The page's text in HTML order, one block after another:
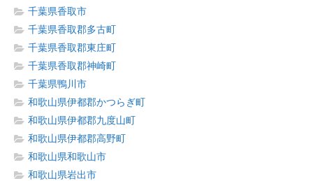
千葉県香取市
千葉県香取郡多古町
千葉県香取郡東庄町
千葉県香取郡神崎町
千葉県鴨川市
和歌山県伊都郡かつらぎ町
和歌山県伊都郡九度山町
和歌山県伊都郡高野町
和歌山県和歌山市
和歌山県岩出市